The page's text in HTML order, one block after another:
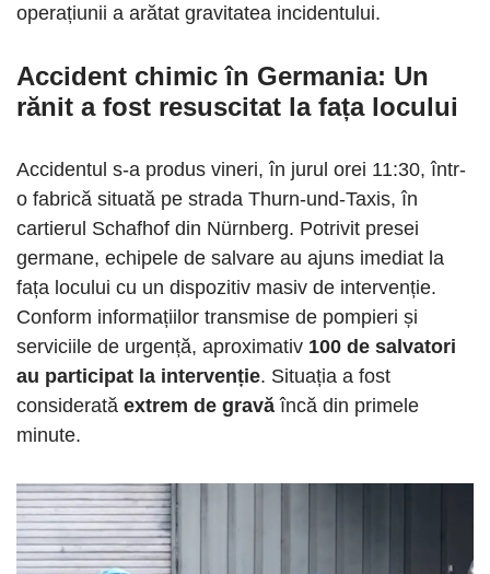
operațiunii a arătat gravitatea incidentului.
Accident chimic în Germania: Un
rănit a fost resuscitat la fața locului
Accidentul s-a produs vineri, în jurul orei 11:30, într-
o fabrică situată pe strada Thurn-und-Taxis, în
cartierul Schafhof din Nürnberg. Potrivit presei
germane, echipele de salvare au ajuns imediat la
fața locului cu un dispozitiv masiv de intervenție.
Conform informațiilor transmise de pompieri și
serviciile de urgență, aproximativ 100 de salvatori
au participat la intervenție. Situația a fost
considerată extrem de gravă încă din primele
minute.